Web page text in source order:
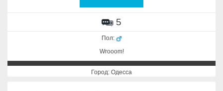
5
Пол:
Wrooom!
Город: Одесса